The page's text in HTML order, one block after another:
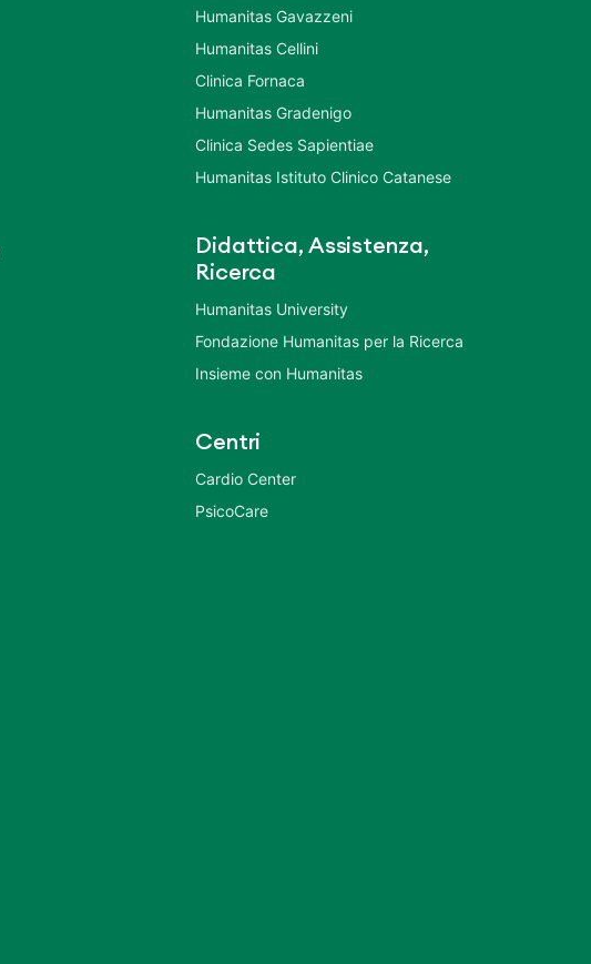
Humanitas Gavazzeni
Humanitas Cellini
Clinica Fornaca
Humanitas Gradenigo
Clinica Sedes Sapientiae
Humanitas Istituto Clinico Catanese
Didattica, Assistenza,
Ricerca
Humanitas University
Fondazione Humanitas per la Ricerca
Insieme con Humanitas
Centri
Cardio Center
PsicoCare